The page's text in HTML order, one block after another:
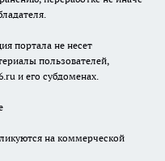
портала не несет
пользователей,
и его субдоменах.
на коммерческой